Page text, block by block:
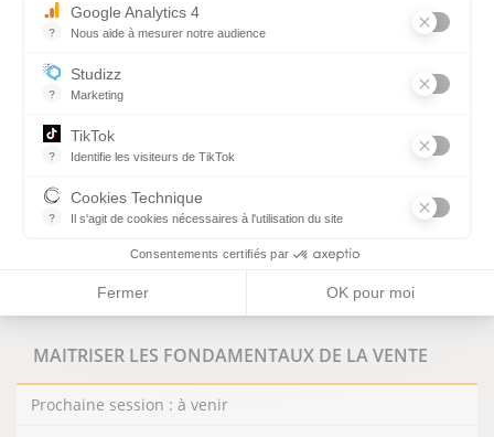
?
Google Analytics 4
Nous aide à mesurer notre audience
?
Studizz
Marketing
?
TikTok
Identifie les visiteurs de TikTok
?
Cookies Technique
Il s'agit de cookies nécessaires à l'utilisation du site
Consentements certifiés par
Fermer OK pour moi
Charleville-Mézières
Saint-Dizier
Reims
PRÉREQUIS
Aucun
MAITRISER LES FONDAMENTAUX DE LA VENTE
Prochaine session : à venir